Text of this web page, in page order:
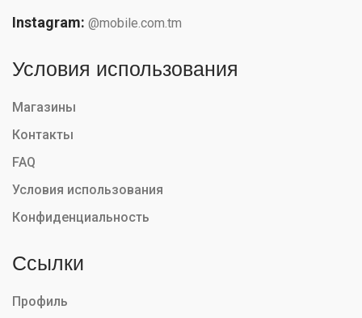
Instagram: @mobile.com.tm
Условия использования
Магазины
Контакты
FAQ
Условия использования
Конфиденциальность
Ссылки
Профиль